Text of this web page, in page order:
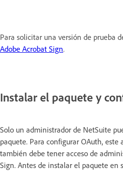
Para solicitar una versión de prueba
Adobe Acrobat Sign.
Instalar el paquete y
Solo un administrador de NetSuite
paquete. Para configurar OAuth,
también debe tener acceso de
Sign. Antes de instalar el paquete en